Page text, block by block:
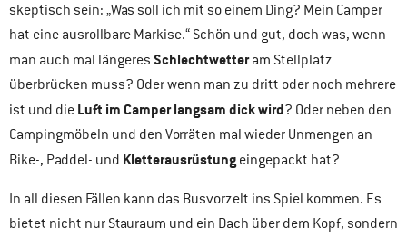
skeptisch sein: „Was soll ich mit so einem Ding? Mein Camper
hat eine ausrollbare Markise.“ Schön und gut, doch was, wenn
man auch mal längeres Schlechtwetteram Stellplatz
überbrücken muss? Oder wenn man zu dritt oder noch mehrere
ist und die Luft im Camper langsam dick wird? Oder neben den
Campingmöbeln und den Vorräten mal wieder Unmengen an
Bike-, Paddel- und Kletterausrüstung eingepackt hat?
In all diesen Fällen kann das Busvorzelt ins Spiel kommen. Es
bietet nicht nur Stauraum und ein Dach über dem Kopf, sondern